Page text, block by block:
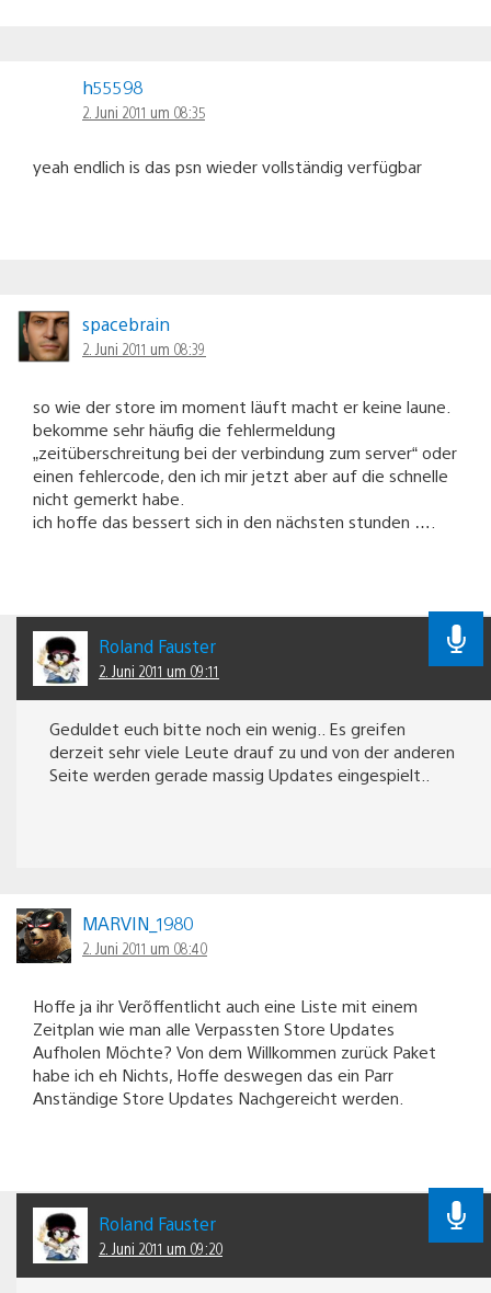
h55598
2. Juni 2011 um 08:35
yeah endlich is das psn wieder vollständig verfügbar
spacebrain
2. Juni 2011 um 08:39
so wie der store im moment läuft macht er keine laune.
bekomme sehr häufig die fehlermeldung
„zeitüberschreitung bei der verbindung zum server“ oder
einen fehlercode, den ich mir jetzt aber auf die schnelle
nicht gemerkt habe.
ich hoffe das bessert sich in den nächsten stunden ….
Roland Fauster
2. Juni 2011 um 09:11
Geduldet euch bitte noch ein wenig.. Es greifen
derzeit sehr viele Leute drauf zu und von der anderen
Seite werden gerade massig Updates eingespielt..
MARVIN_1980
2. Juni 2011 um 08:40
Hoffe ja ihr Verõffentlicht auch eine Liste mit einem
Zeitplan wie man alle Verpassten Store Updates
Aufholen Möchte? Von dem Willkommen zurück Paket
habe ich eh Nichts, Hoffe deswegen das ein Parr
Anständige Store Updates Nachgereicht werden.
Roland Fauster
2. Juni 2011 um 09:20